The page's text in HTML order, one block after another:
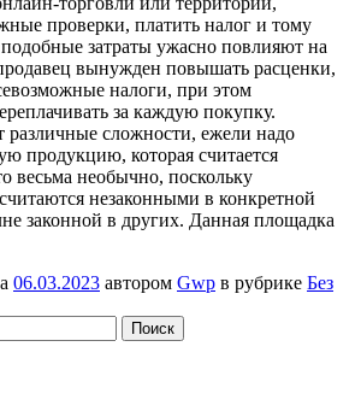
проверки, платить налог и тому
затраты ужасно повлияют на
вынужден повышать расценки,
налоги, при этом
за каждую покупку.
различные сложности, ежели надо
продукцию, которая считается
весьма необычно, поскольку
незаконными в конкретной
законной в других. Данная площадка
06.03.2023 автором Gwp в рубрике Без